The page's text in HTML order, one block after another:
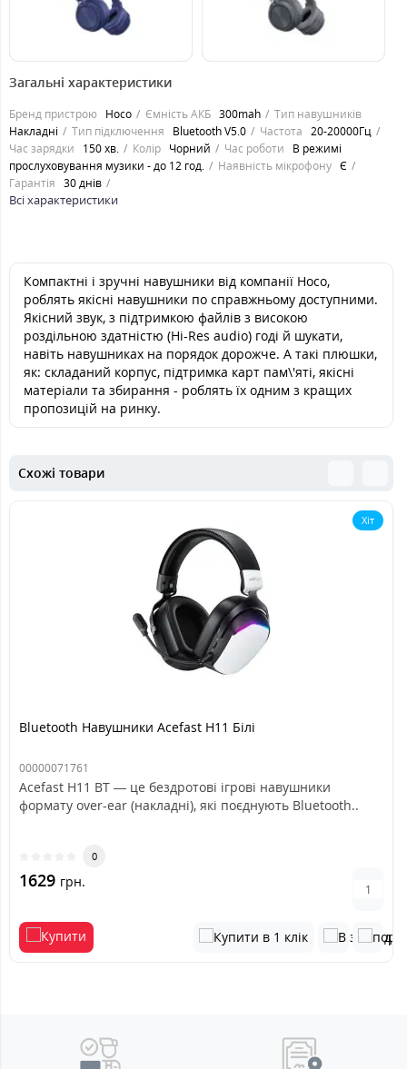
519 грн.
Загальні характеристики
Бренд пристрою Hoco Ємність АКБ 300mah
Тип навушників
Накладні
Тип підключення Bluetooth V5.0 Частота 20-20000Гц
Час зарядки
150 хв. Колір Чорний Час роботи
В режимі
прослуховування музики - до 12 год.
Наявність мікрофону Є
Гарантія 30 днів
Всі характеристики
Компактні і зручні навушники від компанії Hoco,
роблять якісні навушники по справжньому доступними.
Якісний звук, з підтримкою файлів з високою
роздільною здатністю (Hi-Res audio) годі й шукати,
навіть навушниках на порядок дорожче. А такі плюшки,
як: складаний корпус, підтримка карт пам\'яті, якісні
матеріали та збирання - роблять їх одним з кращих
пропозицій на ринку.
Схожі товари
Хіт
Bluetooth Навушники Acefast H11 Білі
00000071761
Acefast H11 BT — це бездротові ігрові навушники
формату over-ear (накладні), які поєднують Bluetooth..
0
1629 грн.